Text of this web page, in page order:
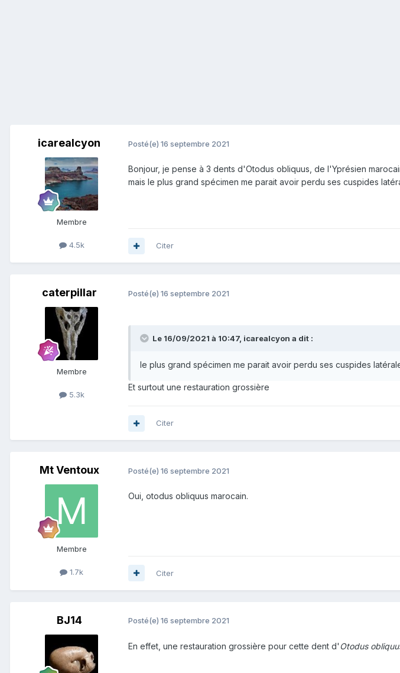
icarealcyon
Membre
4.5k
Posté(e) 16 septembre 2021
Bonjour, je pense à 3 dents d'Otodus obliquus, de l'Yprésien
mais le plus grand spécimen me parait avoir perdu ses cuspides
Citer
caterpillar
Membre
5.3k
Posté(e) 16 septembre 2021
Le 16/09/2021 à 10:47, icarealcyon a dit :
le plus grand spécimen me parait avoir perdu ses cuspides
Et surtout une restauration grossière
Citer
Mt Ventoux
Membre
1.7k
Posté(e) 16 septembre 2021
Oui, otodus obliquus marocain.
Citer
BJ14 Posté(e) 16 septembre 2021
En effet, une restauration grossière pour cette dent d' Otodus